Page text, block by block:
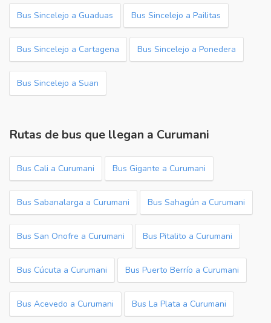
Bus Sincelejo a Guaduas Bus Sincelejo a Pailitas
Bus Sincelejo a Cartagena Bus Sincelejo a Ponedera
Bus Sincelejo a Suan
Rutas de bus que llegan a Curumani
Bus Cali a Curumani Bus Gigante a Curumani
Bus Sabanalarga a Curumani Bus Sahagún a Curumani
Bus San Onofre a Curumani Bus Pitalito a Curumani
Bus Cúcuta a Curumani Bus Puerto Berrío a Curumani
Bus Acevedo a Curumani Bus La Plata a Curumani